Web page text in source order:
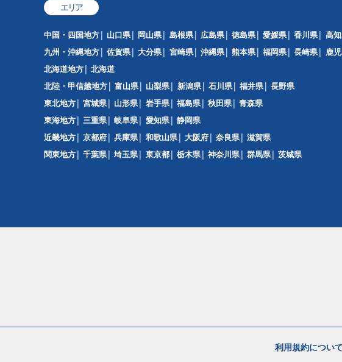
エリア
中国・四国地方 山口県 岡山県 島根県 広島県 徳島県 愛媛県 香川県 高
九州・沖縄地方
佐賀県 大分県 宮崎県 沖縄県 熊本県 福岡県 長崎県
鹿
北海道地方
北海道
北陸・甲信越地方
富山県 山梨県 新潟県 石川県 福井県
長野県
東北地方
宮城県 山形県 岩手県 福島県 秋田県
青森県
東海地方
三重県 岐阜県 愛知県
静岡県
近畿地方
京都府 兵庫県 和歌山県 大阪府 奈良県
滋賀県
関東地方
千葉県 埼玉県 東京都 栃木県 神奈川県 群馬県 茨城県
利用規約について